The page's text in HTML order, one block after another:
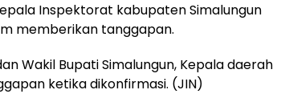
Inspektorat kabupaten Simalungun
memberikan tanggapan.
Wakil Bupati Simalungun, Kepala daerah
ketika dikonfirmasi. (JIN)